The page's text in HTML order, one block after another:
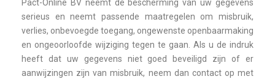
Pact-Online BV neemt de bescherming van uw gegevens
serieus en neemt passende maatregelen om misbruik,
verlies, onbevoegde toegang, ongewenste openbaarmaking
en ongeoorloofde wijziging tegen te gaan. Als u de indruk
heeft dat uw gegevens niet goed beveiligd zijn of er
aanwijzingen zijn van misbruik, neem dan contact op met